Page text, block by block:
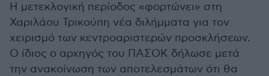
Η μετεκλογική περίοδος «φορτώνει» στη
Χαριλάου Τρικούπη νέα διλήμματα για τον
χειρισμό των κεντροαριστερών προσκλήσεων.
Ο ίδιος ο αρχηγός του ΠΑΣΟΚ δήλωσε μετά
την ανακοίνωση των αποτελεσμάτων ότι θα